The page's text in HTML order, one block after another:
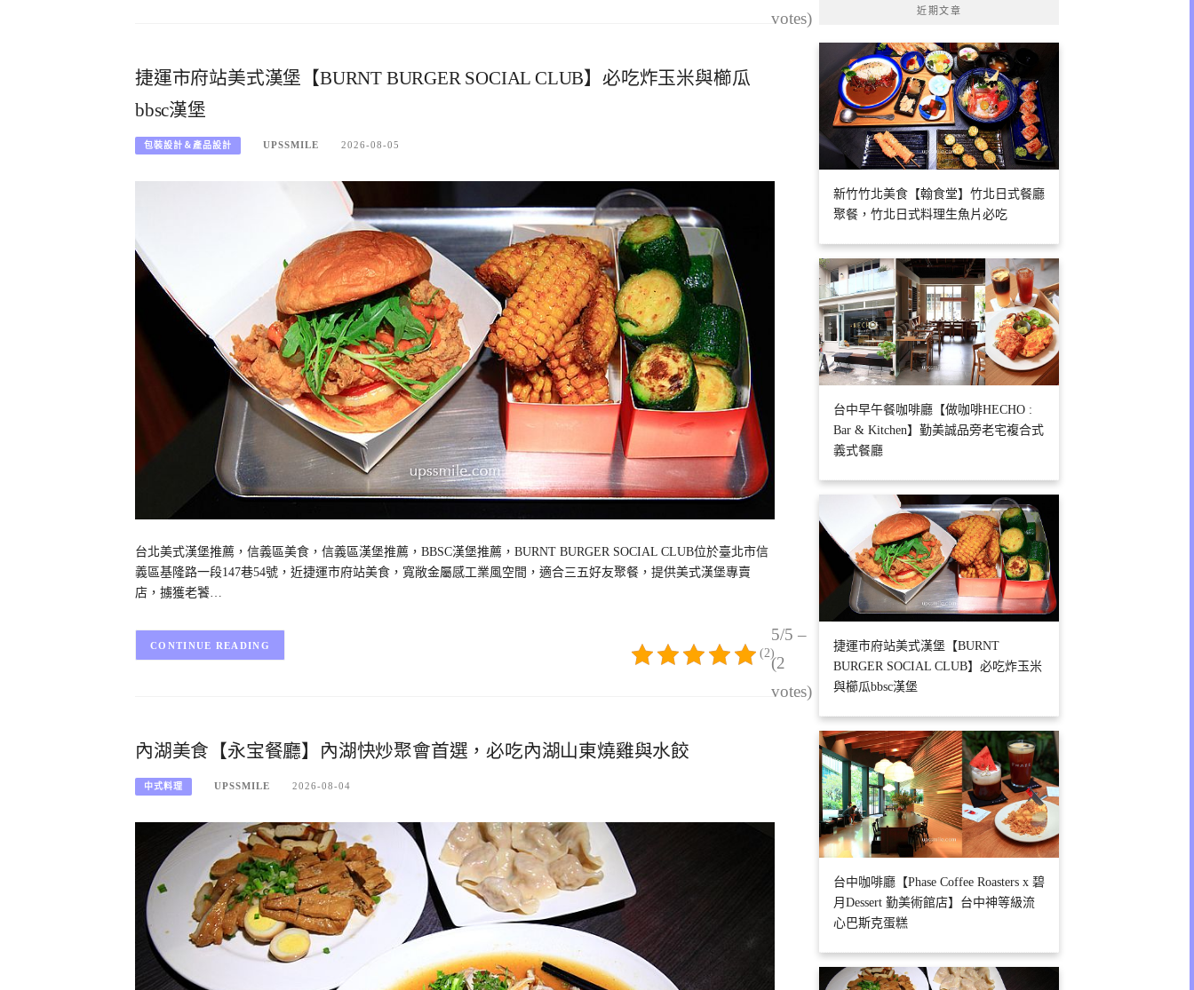
votes)
捷運市府站美式漢堡【BURNT BURGER SOCIAL CLUB】必吃炸玉米與櫛瓜
bbsc漢堡
包裝設計＆產品設計 UPSSMILE 2026-08-05
台北美式漢堡推薦，信義區美食，信義區漢堡推薦，BBSC漢堡推薦，BURNT BURGER SOCIAL CLUB位於臺北市信
義區基隆路一段147巷54號，近捷運市府站美食，寬敞金屬感工業風空間，適合三五好友聚餐，提供美式漢堡專賣
店，擄獲老饕…
5/5 –
(2
votes)
(2)
CONTINUE READING
內湖美食【永宝餐廳】內湖快炒聚會首選，必吃內湖山東燒雞與水餃
中式料理 UPSSMILE 2026-08-04
近期文章
新竹竹北美食【翰食堂】竹北日式餐廳
聚餐，竹北日式料理生魚片必吃
台中早午餐咖啡廳【做咖啡HECHO :
Bar & Kitchen】勤美誠品旁老宅複合式
義式餐廳
捷運市府站美式漢堡【BURNT
BURGER SOCIAL CLUB】必吃炸玉米
與櫛瓜bbsc漢堡
台中咖啡廳【Phase Coffee Roasters x 碧
月Dessert 勤美術館店】台中神等級流
心巴斯克蛋糕